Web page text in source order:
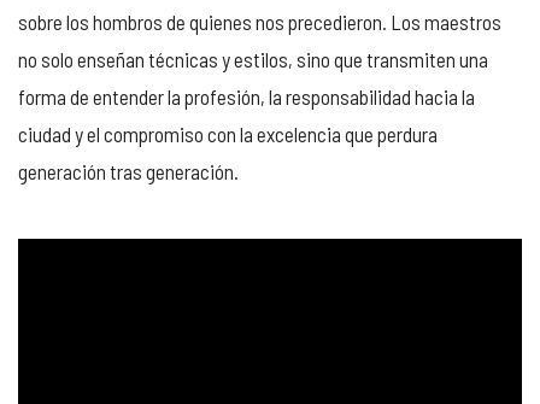
sobre los hombros de quienes nos precedieron. Los maestros
no solo enseñan técnicas y estilos, sino que transmiten una
forma de entender la profesión, la responsabilidad hacia la
ciudad y el compromiso con la excelencia que perdura
generación tras generación.